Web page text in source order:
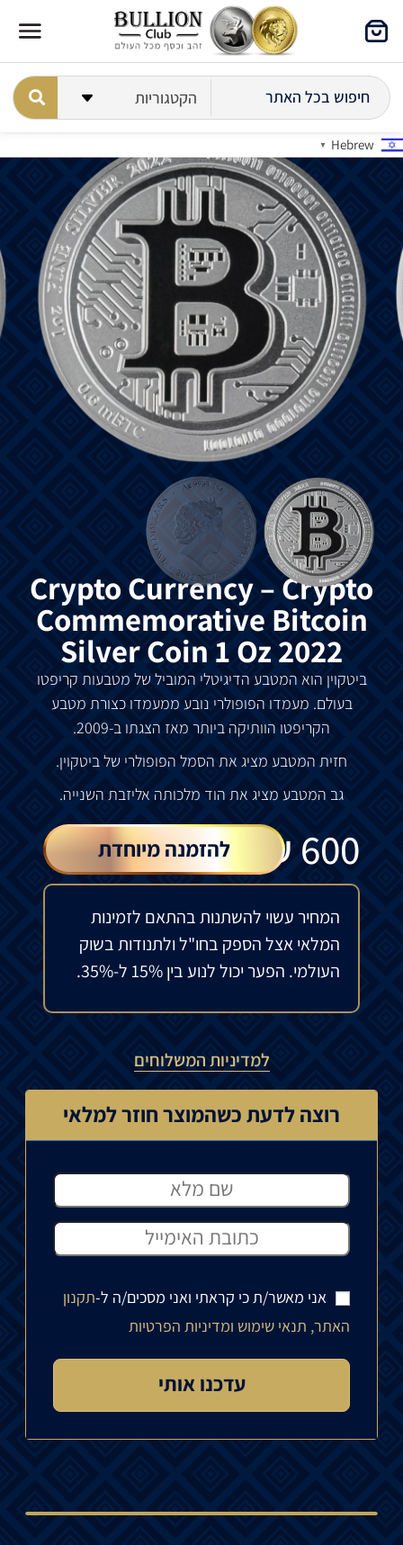
Hebrew
▼
Crypto Currency – Crypto
Commemorative Bitcoin
Silver Coin 1 Oz 2022
ביטקוין הוא המטבע הדיגיטלי המוביל של מטבעות קריפטו
בעולם. מעמדו הפופולרי נובע ממעמדו כצורת מטבע
הקריפטו הוותיקה ביותר מאז הצגתו ב-2009
.
חזית המטבע מציג את הסמל הפופולרי שלביטקוין.
גב המטבע מציג את הוד מלכותה אליזבת השנייה.
600
₪ להזמנה מיוחדת
המחיר עשוי להשתנות בהתאם לזמינות
המלאי אצל הספק בחו"ל ולתנודות בשוק
העולמי. הפער יכול לנוע בין 15% ל-35%.
למדיניות המשלוחים
רוצה לדעת כשהמוצר חוזר למלאי
אני מאשר/ת כי קראתי ואני מסכים/ה ל-תקנון
האתר, תנאי שימוש ומדיניות הפרטיות